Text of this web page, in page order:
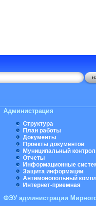
Администрация
Структура
План работы
Документы
Проекты документов
Муниципальный
Отчеты
Информационные
Защита информации
Антимонопольный
Интернет-приемная
ФЭУ администрации